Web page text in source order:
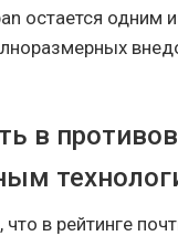
остается одним
в
в рейтинге